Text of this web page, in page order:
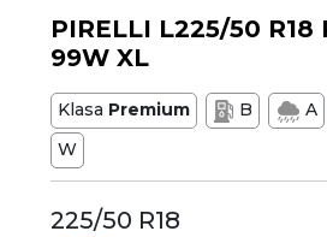
PIRELLI L225/50 R18
99W XL
Klasa Premium B A
W
225/50 R18